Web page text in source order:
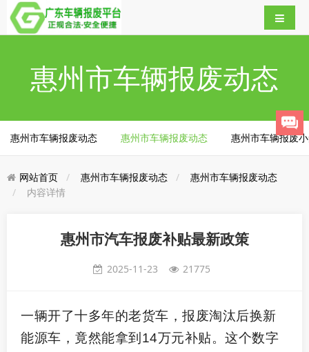
惠州市车辆报废动态
惠州市车辆报废动态 惠州市车辆报废动态 惠州市车辆报废
网站首页 惠州市车辆报废动态
惠州市车辆报废动态
内容详情
惠州市汽车报废补贴最新政策
2025-11-23 21775
一辆开了十多年的老货车，报废淘汰后换新
能源车，竟然能拿到 14万元补贴。这个数字